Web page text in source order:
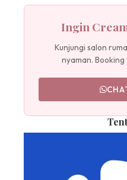
Ingin
Kunjungi salon
nyaman.